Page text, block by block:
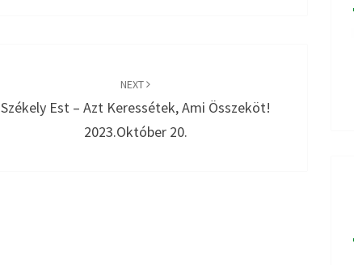
NEXT
Székely Est – Azt Keressétek, Ami Összeköt!
2023.október 20.